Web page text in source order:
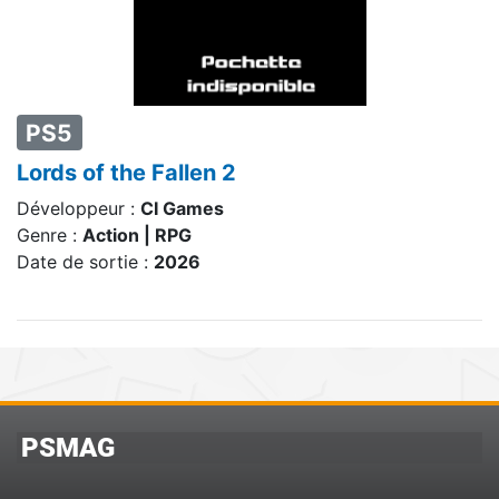
PS5
Lords of the Fallen 2
Développeur : CI Games
Genre : Action | RPG
Date de sortie : 2026
PSMAG